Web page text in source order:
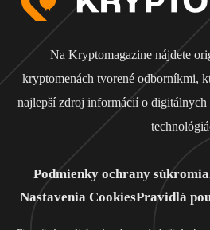
Na Kryptomagazine nájdete
kryptomenách tvorené odborníkmi,
najlepší zdroj informácií o digitálnych
Podmienky ochrany súkromia
Nastavenia CookiesPravidlá